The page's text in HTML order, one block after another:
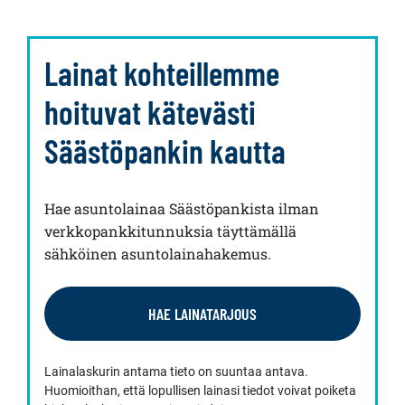
Lainat kohteillemme
hoituvat kätevästi
Säästöpankin kautta
Hae asuntolainaa Säästöpankista ilman
verkkopankkitunnuksia täyttämällä
sähköinen asuntolainahakemus.
HAE LAINATARJOUS
Lainalaskurin antama tieto on suuntaa antava.
Huomioithan, että lopullisen lainasi tiedot voivat poiketa